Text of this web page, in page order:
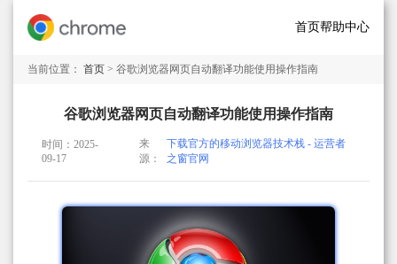
首页帮助中心
当前位置： 首页 > 谷歌浏览器网页自动翻译功能使用操作指南
谷歌浏览器网页自动翻译功能使用操作指南
时间：2025-
09-17
来
源：
下载官方的移动浏览器技术栈 - 运营者
之窗官网